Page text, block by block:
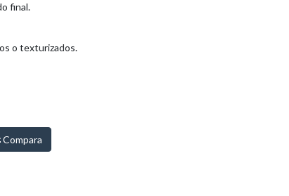
final.
o texturizados.
Compara